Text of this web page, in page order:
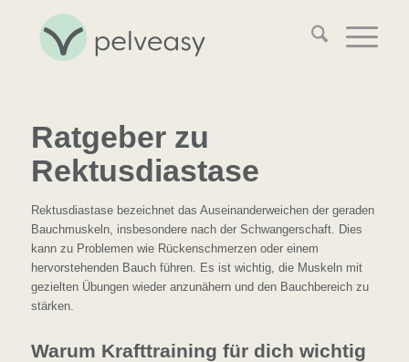
Ratgeber zu
Rektusdiastase
Rektusdiastase bezeichnet das Auseinanderweichen der geraden
Bauchmuskeln, insbesondere nach der Schwangerschaft. Dies
kann zu Problemen wie Rückenschmerzen oder einem
hervorstehenden Bauch führen. Es ist wichtig, die Muskeln mit
gezielten Übungen wieder anzunähern und den Bauchbereich zu
stärken.
Warum Krafttraining für dich wichtig